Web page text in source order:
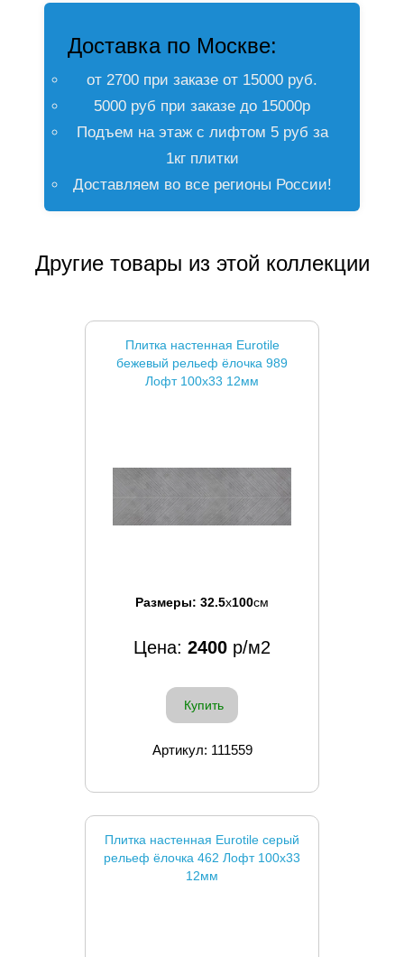
Доставка по Москве:
от 2700 при заказе от 15000 руб.
5000 руб при заказе до 15000р
Подъем на этаж с лифтом 5 руб за
1кг плитки
Доставляем во все регионы России!
Другие товары из этой коллекции
Плитка настенная Eurotile
бежевый рельеф ёлочка 989
Лофт 100x33 12мм
Размеры: 32.5x100см
Цена: 2400 р/м2
Купить
Артикул: 111559
Плитка настенная Eurotile серый
рельеф ёлочка 462 Лофт 100x33
12мм